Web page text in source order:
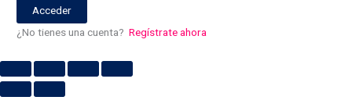
Acceder
¿No tienes una cuenta?Regístrate ahora